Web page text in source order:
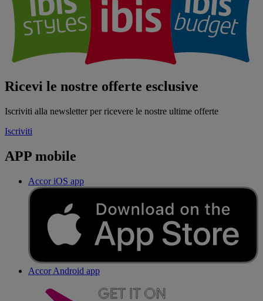
Ricevi le nostre offerte esclusive
Iscriviti alla newsletter per ricevere le nostre ultime offerte
Iscriviti
APP mobile
Accor iOS app
Accor Android app